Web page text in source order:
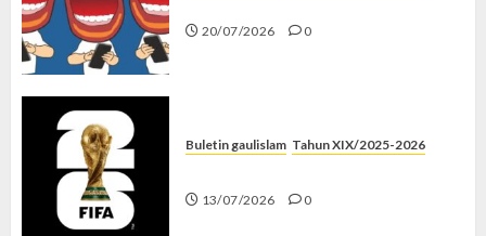
20/07/2026 0
Buletin gaulislam Tahun XIX/2025-2026
13/07/2026 0